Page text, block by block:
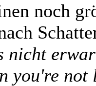
noch
nicht
you're